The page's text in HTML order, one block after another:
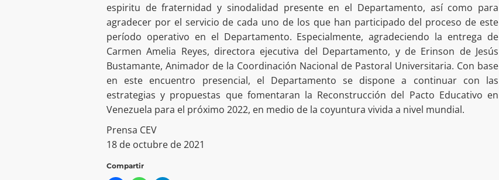
espiritu de fraternidad y sinodalidad presente en el Departamento, así como para
agradecer por el servicio de cada uno de los que han participado del proceso de este
período operativo en el Departamento. Especialmente, agradeciendo la entrega de
Carmen Amelia Reyes, directora ejecutiva del Departamento, y de Erinson de Jesús
Bustamante, Animador de la Coordinación Nacional de Pastoral Universitaria. Con base
en este encuentro presencial, el Departamento se dispone a continuar con las
estrategias y propuestas que fomentaran la Reconstrucción del Pacto Educativo en
Venezuela para el próximo 2022, en medio de la coyuntura vivida a nivel mundial.
Prensa CEV
18 de octubre de 2021
Compartir